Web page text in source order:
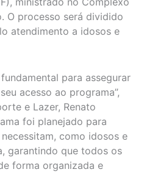
O processo será dividido
atendimento a idosos e
para assegurar
acesso ao programa”,
e Lazer, Renato
foi planejado para
como idosos e
garantindo que todos os
forma organizada e